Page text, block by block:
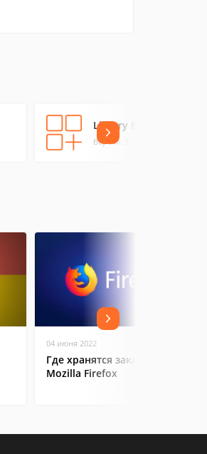
Library Books
Версия: 3.25b8 (2.62 МБ)
04 июня 2022
Где хранятся закладки в
Mozilla Firefox